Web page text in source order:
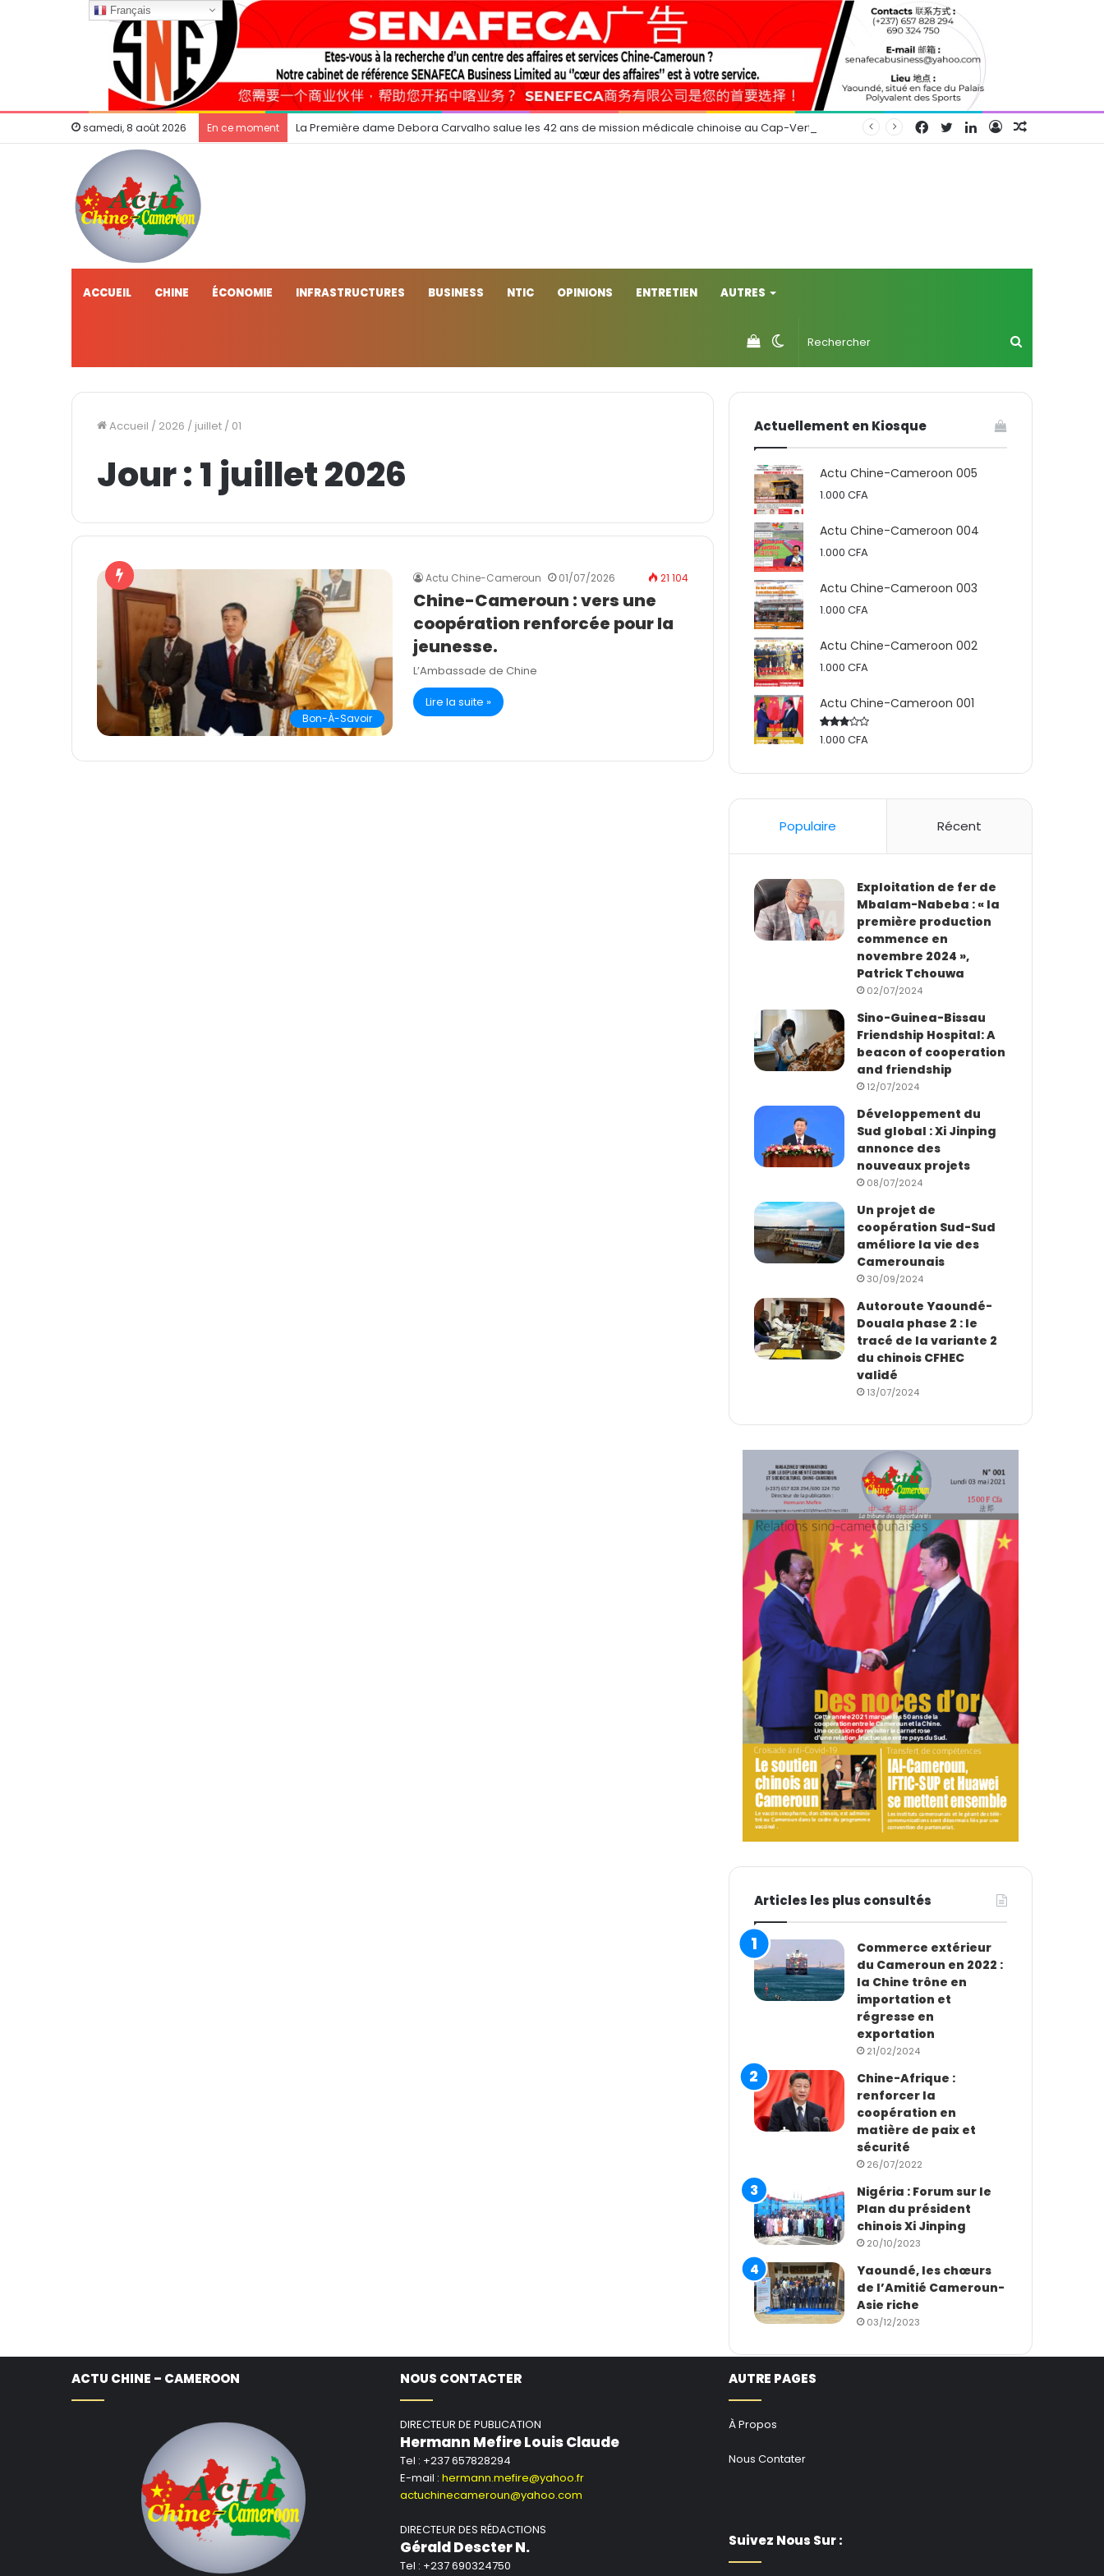
samedi, 8 août 2026 En ce moment La Première dame Debora Carvalho salue les 42 ans de mission médicale chinoise au Cap-Vert Connexion
Linkedin
Twitter
Facebook
ACCUEIL CHINE ÉCONOMIE INFRASTRUCTURES BUSINESS NTIC OPINIONS ENTRETIEN AUTRES
Switch
skin
Voir
votre
Accueil / 2026 / juillet / 01
Jour :1 juillet 2026
Bon-À-Savoir
Actu Chine-Cameroun 01/07/2026 21 104
Chine-Cameroun : vers une
coopération renforcée pour la
jeunesse.
L’Ambassade de Chine
Lire la suite »
Actuellement en Kiosque
Actu Chine-Cameroon 005
1.000CFA
Actu Chine-Cameroon 004
1.000CFA
Actu Chine-Cameroon 003
1.000CFA
Actu Chine-Cameroon 002
1.000CFA
Actu Chine-Cameroon 001
Rated
1.000CFA
Populaire Récent
Exploitation de fer de
Mbalam-Nabeba : « la
première production
commence en
novembre 2024 »,
Patrick Tchouwa
02/07/2024
Sino-Guinea-Bissau
Friendship Hospital: A
beacon of cooperation
and friendship
12/07/2024
Développement du
Sud global : Xi Jinping
annonce des
nouveaux projets
08/07/2024
Un projet de
coopération Sud-Sud
améliore la vie des
Camerounais
30/09/2024
Autoroute Yaoundé-
Douala phase 2 : le
tracé de la variante 2
du chinois CFHEC
validé
13/07/2024
Articles les plus consultés
Commerce extérieur
du Cameroun en 2022 :
la Chine trône en
importation et
régresse en
exportation
21/02/2024
Chine-Afrique :
renforcer la
coopération en
matière de paix et
sécurité
26/07/2022
Nigéria : Forum sur le
Plan du président
chinois Xi Jinping
20/10/2023
Yaoundé, les chœurs
de l’Amitié Cameroun-
Asie riche
03/12/2023
ACTU CHINE – CAMEROON NOUS CONTACTER
DIRECTEUR DE PUBLICATION
Hermann Mefire Louis Claude
Tel : +237 657828294
E-mail : hermann.mefire@yahoo.fr
actuchinecameroun@yahoo.com
DIRECTEUR DES RÉDACTIONS
Gérald Descter N.
Tel : +237 690324750
AUTRE PAGES
À Propos
Nous Contater
Suivez Nous Sur :
Français